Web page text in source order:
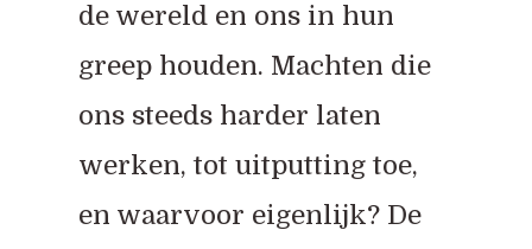
de wereld en ons in hun
greep houden. Machten die
ons steeds harder laten
werken, tot uitputting toe,
en waarvoor eigenlijk? De